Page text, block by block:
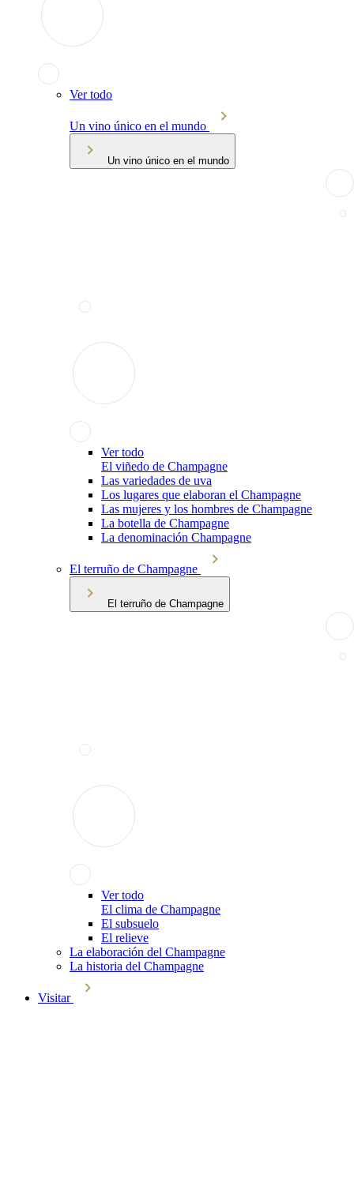
Ver todo
Un vino único en el mundo
Un vino único en el mundo
Ver todo
El viñedo de Champagne
Las variedades de uva
Los lugares que elaboran el Champagne
Las mujeres y los hombres de Champagne
La botella de Champagne
La denominación Champagne
El terruño de Champagne
El terruño de Champagne
Ver todo
El clima de Champagne
El subsuelo
El relieve
La elaboración del Champagne
La historia del Champagne
Visitar